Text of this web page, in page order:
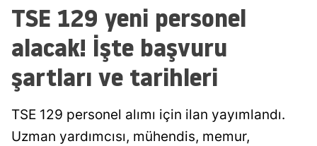
TSE 129 yeni personel
alacak! İşte başvuru
şartları ve tarihleri
TSE 129 personel alımı için ilan yayımlandı.
Uzman yardımcısı, mühendis, memur,